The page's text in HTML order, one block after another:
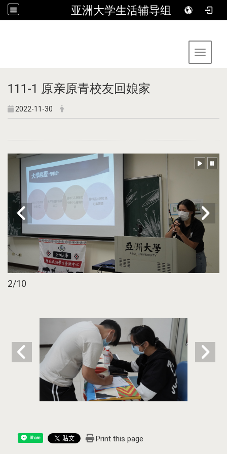
亚洲大学生活辅导组
Toggle
111-1 原亲原青校友回娘家
2022-11-30
2/10
Share Print this page